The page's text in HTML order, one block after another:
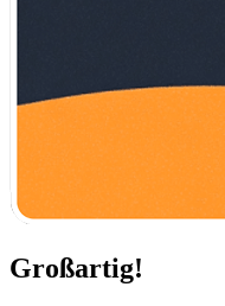
Großartig!